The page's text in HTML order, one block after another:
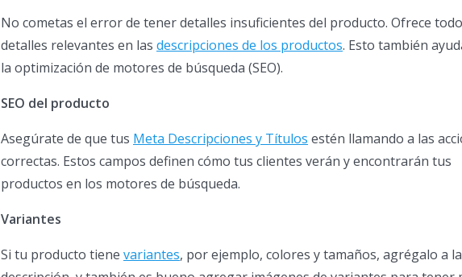
No cometas el error de tener detalles insuficientes del producto. Ofrece
detalles relevantes en las descripciones de los productos. Esto también
la optimización de motores de búsqueda (SEO).
SEO del producto
Asegúrate de que tus Meta Descripciones y Títulos estén llamando a las
correctas. Estos campos definen cómo tus clientes verán y encontrarán tus
productos en los motores de búsqueda.
Variantes
Si tu producto tiene variantes, por ejemplo, colores y tamaños, agrégalo a la